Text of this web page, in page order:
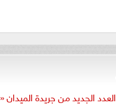
العدد الجديد من جريدة الميدان «1027»